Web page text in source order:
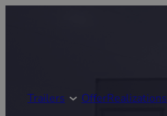
Trailers OfferRealizations